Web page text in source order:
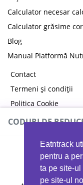
Eatntrack
pentru a
ta pe site-
pe site-ul
Calculator necesar
Calculator grăsime
Blog
Manual Platformă
Contact
Termeni și condiții
Politica Cookie
Politica de
CODURI DE